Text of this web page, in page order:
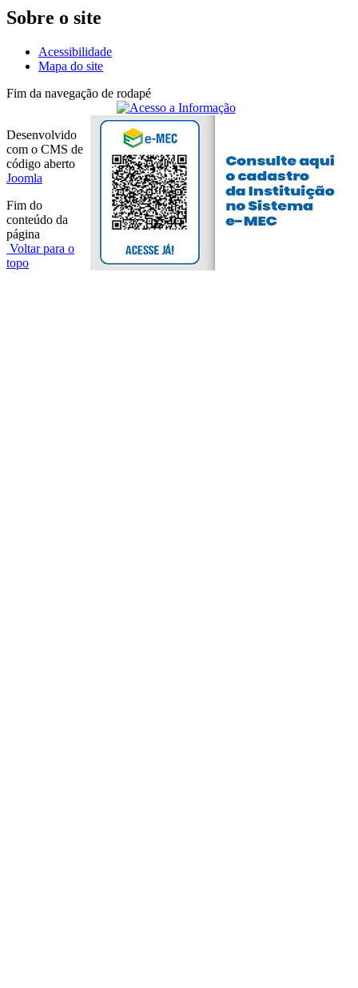
Sobre o site
Acessibilidade
Mapa do site
Fim da navegação de rodapé
Desenvolvido
com o CMS de
código aberto
Joomla
Fim do
conteúdo da
página
Voltar para o
topo